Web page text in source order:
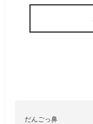
だんごっ鼻